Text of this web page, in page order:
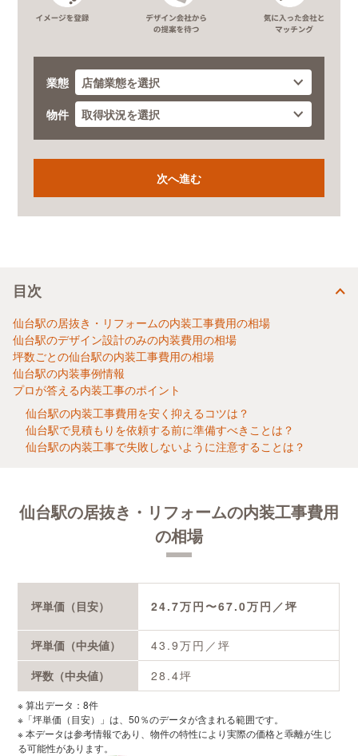
業態
物件
目次
仙台駅の居抜き・リフォームの内装工事費用の相場
仙台駅のデザイン設計のみの内装費用の相場
坪数ごとの仙台駅の内装工事費用の相場
仙台駅の内装事例情報
プロが答える内装工事のポイント
仙台駅の内装工事費用を安く抑えるコツは？
仙台駅で見積もりを依頼する前に準備すべきことは？
仙台駅の内装工事で失敗しないように注意することは？
仙台駅の居抜き・リフォームの内装工事費用
の相場
坪単価（目安） 24.7万円〜67.0万円／坪
坪単価（中央値） 43.9万円／坪
坪数（中央値）
28.4坪
※ 算出データ：8件
※「坪単価（目安）」は、50％のデータが含まれる範囲です。
※ 本データは参考情報であり、物件の特性により実際の価格と乖離が生じ
る可能性があります。